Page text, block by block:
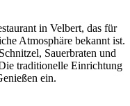
in Velbert, das für
Atmosphäre bekannt ist.
Sauerbraten und
traditionelle Einrichtung
ein.